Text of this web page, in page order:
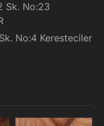
Sk. No:23
No:4 Keresteciler